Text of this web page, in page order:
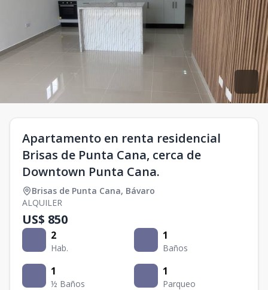
Apartamento en renta residencial
Brisas de Punta Cana, cerca de
Downtown Punta Cana.
Brisas de Punta Cana, Bávaro
ALQUILER
US$ 850
2
Hab.
1
Baños
1
½ Baños
1
Parqueo